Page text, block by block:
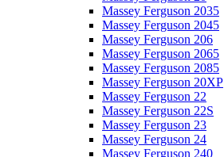
Massey Ferguson 2035
Massey Ferguson 2045
Massey Ferguson 206
Massey Ferguson 2065
Massey Ferguson 2085
Massey Ferguson 20XP
Massey Ferguson 22
Massey Ferguson 22S
Massey Ferguson 23
Massey Ferguson 24
Massey Ferguson 240